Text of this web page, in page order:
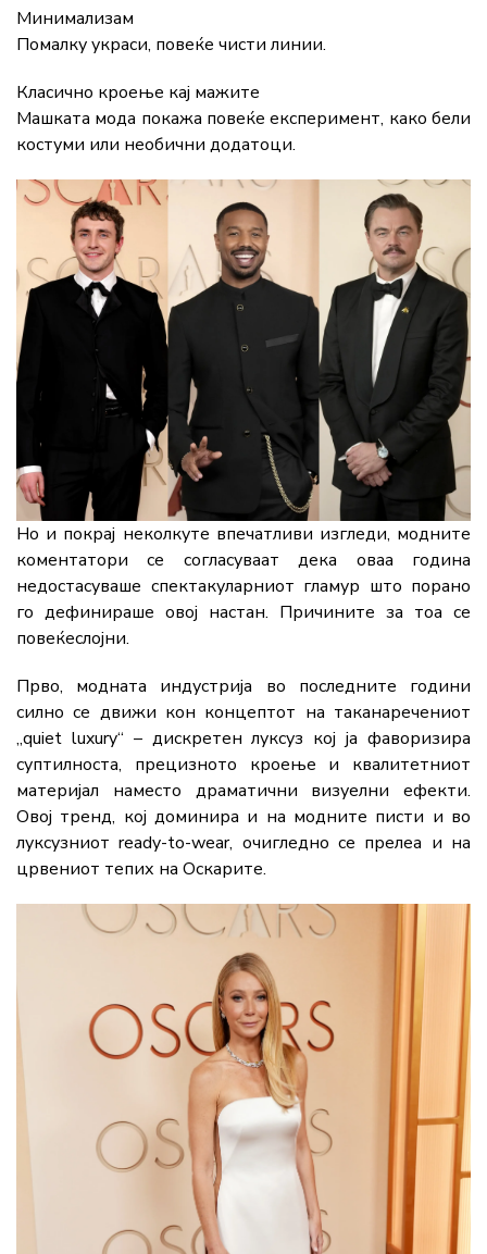
Минимализам
Помалкуукраси, повеќе чисти линии.
Класично кроење кај мажите
Машката мода покажа повеќеексперимент, какобели
костуми или необични додатоци.
Но и покрај неколкуте впечатливи изгледи, модните
коментаторисе согласуваатдека оваа година
недостасуваше спектакуларниот гламур што порано
го дефинираше овој настан. Причините за тоа се
повеќеслојни.
Прво, модната индустрија во последните години
силносе движи кон концептот на таканаречениот
„quiet luxury“ – дискретенлуксуз којјафаворизира
суптилноста, прецизното кроење и квалитетниот
материјал наместо драматични визуелни ефекти.
Овој тренд, којдоминира и на модните писти и во
луксузниотready-to-wear, очигледносе прелеа и на
црвениот тепих на Оскарите.